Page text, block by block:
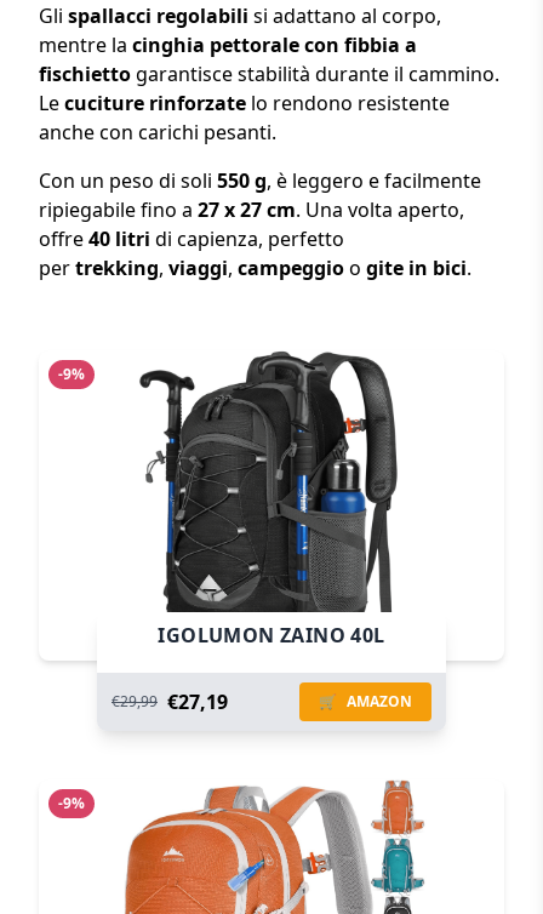
Gli spallacci regolabili si adattano al corpo,
mentre la cinghia pettorale con fibbia a
fischiettogarantisce stabilità durante il cammino.
Lecuciture rinforzate lo rendono resistente
anche con carichi pesanti.
Con un peso di soli 550 g, è leggero e facilmente
ripiegabile fino a 27 x 27 cm. Una volta aperto,
offre40 litri di capienza, perfetto
pertrekking, viaggi, campeggioo gite in bici.
-9%
IGOLUMON ZAINO 40L
€29,99 €27,19 🛒 AMAZON
-9%